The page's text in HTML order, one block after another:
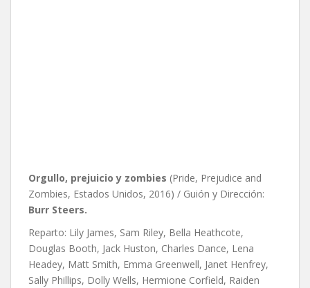
Orgullo, prejuicio y zombies (Pride, Prejudice and
Zombies, Estados Unidos, 2016) / Guión y Dirección:
Burr Steers.
Reparto: Lily James, Sam Riley, Bella Heathcote,
Douglas Booth, Jack Huston, Charles Dance, Lena
Headey, Matt Smith, Emma Greenwell, Janet Henfrey,
Sally Phillips, Dolly Wells, Hermione Corfield, Raiden